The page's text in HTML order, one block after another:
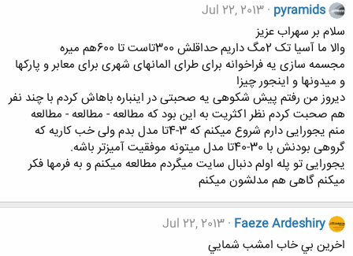
pyramids
Jul 22, 2013
سلام بر سهراب عزیز
والا ما آسیا تک 2مگ داریم حداقلش 300تاست تا 600هم میره
مجسمه سازی یه فراخوانه برای طرای المانهای شهری برای معابر و پارکها
و میدونها و اینجور چیزا
دیروز من رفتم پیش شکوهی یه صحبتی در اینباره باهاش کردم با چند نفر
هم صحبت کردم نظر اکثریت به این بود که مطالعه - مطالعه - مطالعه
منم یجورایی دارم شروع میکنم که 3-4تا مدل بدم ولی خب کاریه که
گروهی بودنش با 30-40تا مدل میتونه موفقیت آمیزتر باشه.
یجورایی تو پله اولم دنبال سایت میگردم مطالعه میکنم و به فرمها فکر
میکنم گاهی هم مدلشون میکنم
Faeze Ardeshiry
Jul 22, 2013
اخرين بي خاب امشب شمايي